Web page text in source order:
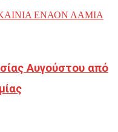
ΕΝΑΟΝ ΛΑΜΙΑ
Αυγούστου από